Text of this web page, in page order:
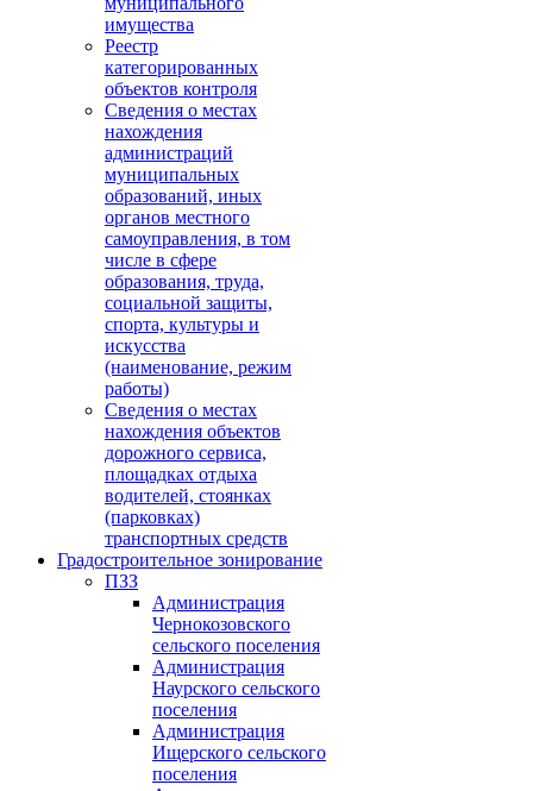
имущества
Реестр
категорированных
объектов контроля
Сведения о местах
нахождения
администраций
муниципальных
образований, иных
органов местного
самоуправления, в том
числе в сфере
образования, труда,
социальной защиты,
спорта, культуры и
искусства
(наименование, режим
работы)
Сведения о местах
нахождения объектов
дорожного сервиса,
площадках отдыха
водителей, стоянках
(парковках)
транспортных средств
Градостроительное зонирование
ПЗЗ
Администрация
Чернокозовского
сельского поселения
Администрация
Наурского сельского
поселения
Администрация
Ищерского сельского
поселения